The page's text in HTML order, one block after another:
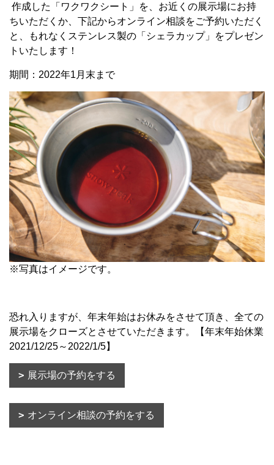
作成した「ワクワクシート」を、お近くの展示場にお持
ちいただくか、下記からオンライン相談をご予約いただく
と、もれなくステンレス製の「シェラカップ」をプレゼン
トいたします！
期間：2022年1月末まで
※写真はイメージです。
恐れ入りますが、年末年始はお休みをさせて頂き、全ての
展示場をクローズとさせていただきます。【年末年始休業
2021/12/25～2022/1/5】
展示場の予約をする
オンライン相談の予約をする